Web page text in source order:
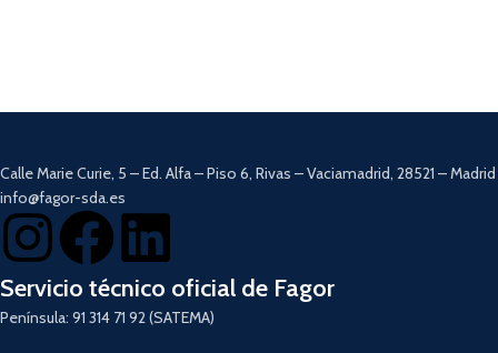
Calle Marie Curie, 5 – Ed. Alfa – Piso 6, Rivas – Vaciamadrid, 28521 – Madrid
info@fagor-sda.es
Servicio técnico oficial de Fagor
Península: 91 314 71 92 (SATEMA)